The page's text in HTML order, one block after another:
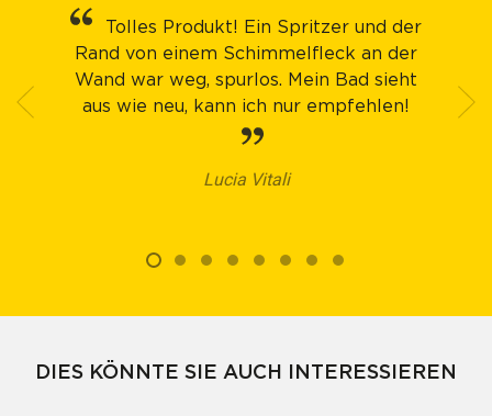
Tolles Produkt! Ein Spritzer und der
Rand von einem Schimmelfleck an der
Wand war weg, spurlos. Mein Bad sieht
aus wie neu, kann ich nur empfehlen!
Lucia Vitali
DIES KÖNNTE SIE AUCH INTERESSIEREN